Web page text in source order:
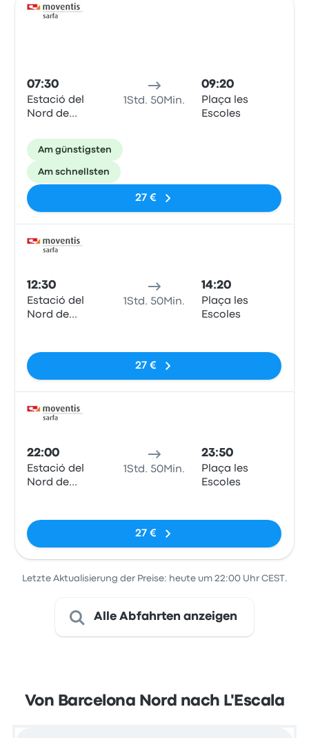
07:30
Estació del
Nord de
1Std. 50Min.
09:20
Plaça les
Escoles
Am günstigsten
Am schnellsten
27 €
12:30
Estació del
Nord de
1Std. 50Min.
14:20
Plaça les
Escoles
27 €
22:00
Estació del
Nord de
1Std. 50Min.
23:50
Plaça les
Escoles
27 €
Letzte Aktualisierung der Preise: heute um 22:00 Uhr CEST.
Alle Abfahrten anzeigen
Von Barcelona Nord nach L'Escala